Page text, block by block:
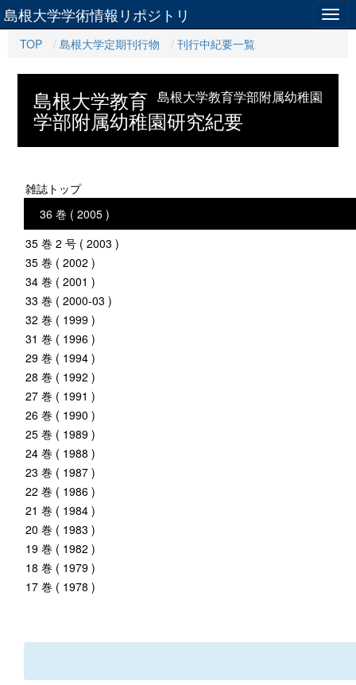
島根大学学術情報リポジトリ
TOP 島根大学定期刊行物 刊行中紀要一覧
島根大学教育学部附属幼稚園
島根大学教育
学部附属幼稚園研究紀要
雑誌トップ
36 巻 ( 2005 )
35 巻 2 号 ( 2003 )
35 巻 ( 2002 )
34 巻 ( 2001 )
33 巻 ( 2000-03 )
32 巻 ( 1999 )
31 巻 ( 1996 )
29 巻 ( 1994 )
28 巻 ( 1992 )
27 巻 ( 1991 )
26 巻 ( 1990 )
25 巻 ( 1989 )
24 巻 ( 1988 )
23 巻 ( 1987 )
22 巻 ( 1986 )
21 巻 ( 1984 )
20 巻 ( 1983 )
19 巻 ( 1982 )
18 巻 ( 1979 )
17 巻 ( 1978 )